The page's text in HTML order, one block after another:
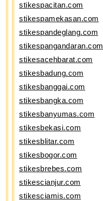
stikespacitan.com
stikespamekasan.com
stikespandeglang.com
stikespangandaran.com
stikesacehbarat.com
stikesbadung.com
stikesbanggai.com
stikesbangka.com
stikesbanyumas.com
stikesbekasi.com
stikesblitar.com
stikesbogor.com
stikesbrebes.com
stikescianjur.com
stikesciamis.com